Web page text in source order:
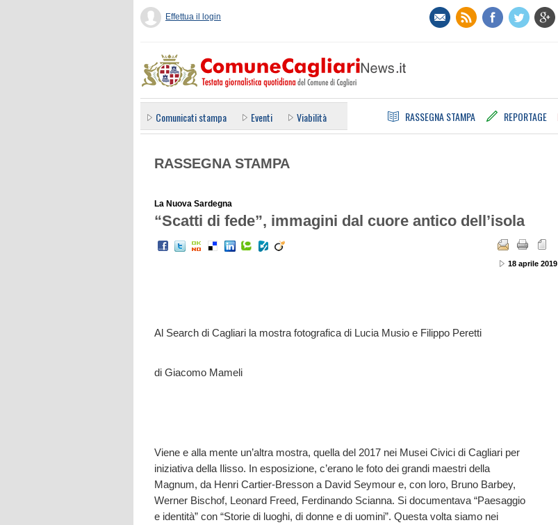
Effettua il login
Comunicati stampa Eventi Viabilità RASSEGNA STAMPA REPORTAGE
RASSEGNA STAMPA
La Nuova Sardegna
“Scatti di fede”, immagini dal cuore antico dell’isola
18 aprile 2019
Al Search di Cagliari la mostra fotografica di Lucia Musio e Filippo Peretti
di Giacomo Mameli
Viene e alla mente un’altra mostra, quella del 2017 nei Musei Civici di Cagliari per
iniziativa della Ilisso. In esposizione, c’erano le foto dei grandi maestri della
Magnum, da Henri Cartier-Bresson a David Seymour e, con loro, Bruno Barbey,
Werner Bischof, Leonard Freed, Ferdinando Scianna. Si documentava “Paesaggio
e identità” con “Storie di luoghi, di donne e di uomini”. Questa volta siamo nei